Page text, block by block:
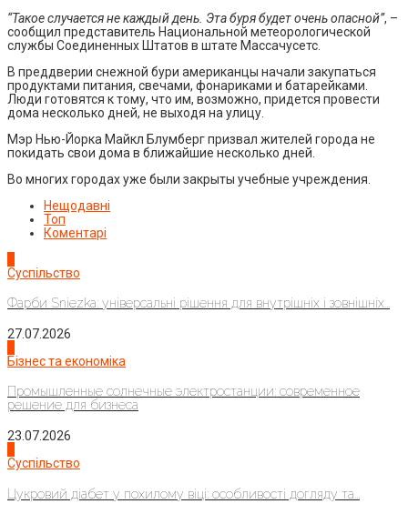
“Такое случается не каждый день. Эта буря будет очень опасной”, –
сообщил представитель Национальной метеорологической
службы Соединенных Штатов в штате Массачусетс.
В преддверии снежной бури американцы начали закупаться
продуктами питания, свечами, фонариками и батарейками.
Люди готовятся к тому, что им, возможно, придется провести
дома несколько дней, не выходя на улицу.
Мэр Нью-Йорка Майкл Блумберг призвал жителей города не
покидать свои дома в ближайшие несколько дней.
Во многих городах уже были закрыты учебные учреждения.
Нещодавні
Топ
Коментарі
Суспільство
Фарби Sniezka: універсальні рішення для внутрішніх і зовнішніх...
27.07.2026
Бізнес та економіка
Промышленные солнечные электростанции: современное
решение для бизнеса
23.07.2026
Суспільство
Цукровий діабет у похилому віці: особливості догляду та...